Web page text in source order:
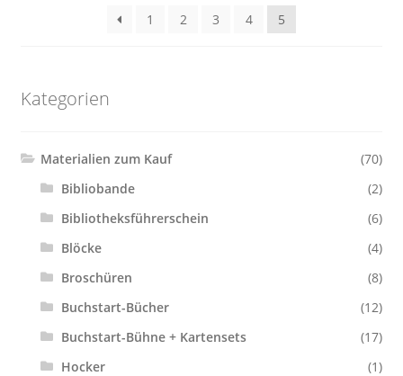
1 2 3 4 5
Kategorien
Materialien zum Kauf
(70)
Bibliobande
(2)
Bibliotheksführerschein
(6)
Blöcke
(4)
Broschüren
(8)
Buchstart-Bücher
(12)
Buchstart-Bühne + Kartensets
(17)
Hocker
(1)